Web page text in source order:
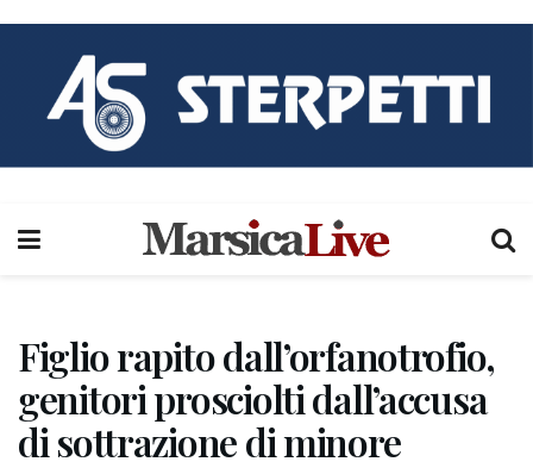
Figlio rapito dall’orfanotrofio,
genitori prosciolti dall’accusa
di sottrazione di minore